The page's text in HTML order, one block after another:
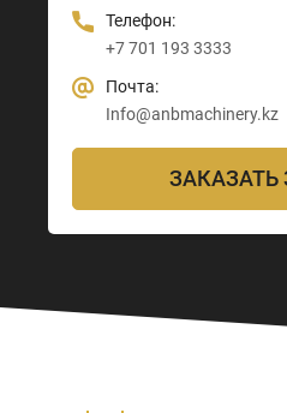
Телефон:
+7 701 193 3333
Почта:
Info@anbmachinery.kz
ЗАКАЗАТЬ